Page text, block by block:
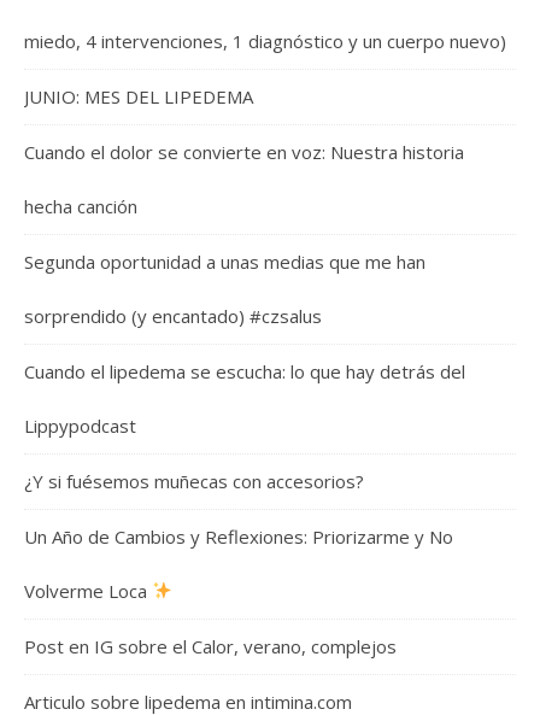
miedo, 4 intervenciones, 1 diagnóstico y un cuerpo nuevo)
JUNIO: MES DEL LIPEDEMA
Cuando el dolor se convierte en voz: Nuestra historia
hecha canción
Segunda oportunidad a unas medias que me han
sorprendido (y encantado) #czsalus
Cuando el lipedema se escucha: lo que hay detrás del
Lippypodcast
¿Y si fuésemos muñecas con accesorios?
Un Año de Cambios y Reflexiones: Priorizarme y No
Volverme Loca
Post en IG sobre el Calor, verano, complejos
Articulo sobre lipedema en intimina.com